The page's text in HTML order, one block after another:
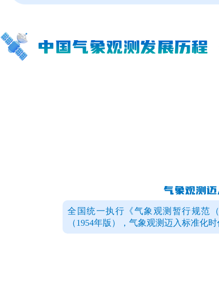
气象观测
全国统一执行《气象观测暂行规范
（1954年版），气象观测迈入标准化